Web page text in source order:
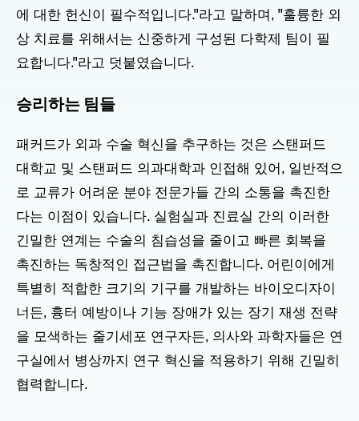
에 대한 헌신이 필수적입니다."라고 말하며, "훌륭한 외
상 치료를 위해서는 신중하게 구성된 다학제 팀이 필
요합니다."라고 덧붙였습니다.
승리하는 팀들
패커드가 외과 수술 혁신을 추구하는 것은 스탠퍼드
대학교 및 스탠퍼드 의과대학과 인접해 있어, 일반적으
로 교류가 어려운 분야 전문가들 간의 소통을 촉진한
다는 이점이 있습니다. 실험실과 진료실 간의 이러한
긴밀한 연계는 수술의 침습성을 줄이고 빠른 회복을
촉진하는 독창적인 접근법을 촉진합니다. 어린이에게
특별히 적합한 크기의 기구를 개발하는 바이오디자이
너든, 흉터 예방이나 기능 장애가 있는 장기 재생 전략
을 모색하는 줄기세포 연구자든, 의사와 과학자들은 연
구실에서 병상까지 연구 혁신을 적용하기 위해 긴밀히
협력합니다.